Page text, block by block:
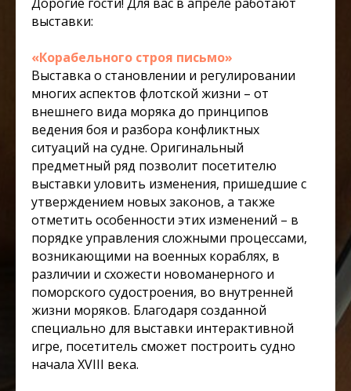
выставки:
«Корабельного строя письмо»
Выставка о становлении и регулировании
многих аспектов флотской жизни – от
внешнего вида моряка до принципов
ведения боя и разбора конфликтных
ситуаций на судне. Оригинальный
предметный ряд позволит посетителю
выставки уловить изменения, пришедшие с
утверждением новых законов, а также
отметить особенности этих изменений – в
порядке управления сложными процессами,
возникающими на военных кораблях, в
различии и схожести новоманерного и
поморского судостроения, во внутренней
жизни моряков. Благодаря созданной
специально для выставки интерактивной
игре, посетитель сможет построить судно
начала XVIII века.